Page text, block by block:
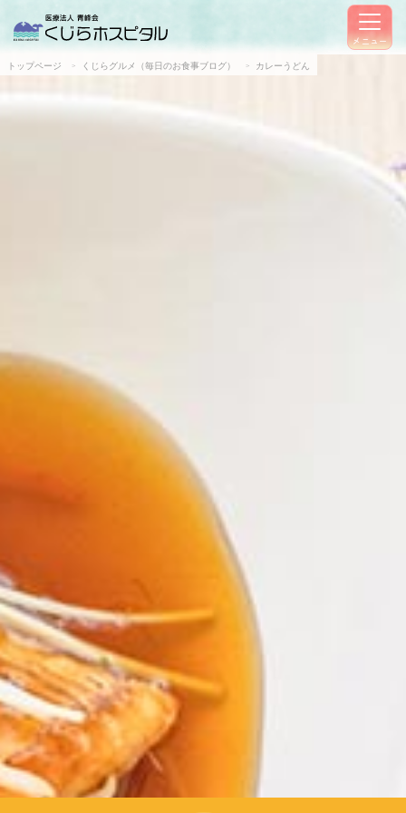
メニュー
トップページ くじらグルメ（毎日のお食事ブログ） カレーうどん